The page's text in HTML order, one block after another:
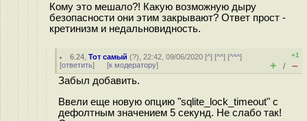
Кому это мешало?! Какую возможную дыру
безопасности они этим закрывают? Ответ прост -
кретинизм и недальновидность.
6.24 ,Тот самый (?), 22:42, 09/06/2020 [^] [^^] [^^^]
[ответить] [к модератору]
+1
+ / –
Забыл добавить.
Ввели еще новую опцию "sqlite_lock_timeout" с
дефолтным значением 5 секунд. Не слабо так!